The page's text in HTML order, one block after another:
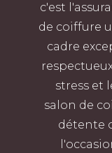
c'est
de coiffure
cadre
stress et
salon de
détente